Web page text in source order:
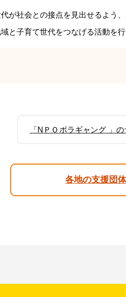
が社会との接点を見出せるよう
と子育て世代をつなげる活動を行
「NＰＯボラギャング 」
各地の支援団